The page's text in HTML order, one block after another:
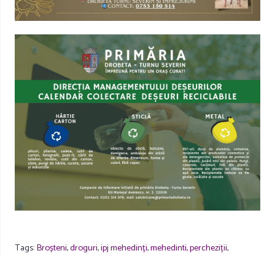
Tags:Broșteni,droguri,ipj mehedinți,mehedinti,percheziții,